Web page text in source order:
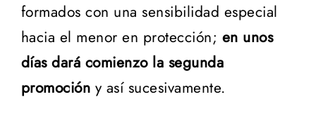
formados con una sensibilidad especial
hacia el menor en protección; en unos
días dará comienzo la segunda
promoción y así sucesivamente.